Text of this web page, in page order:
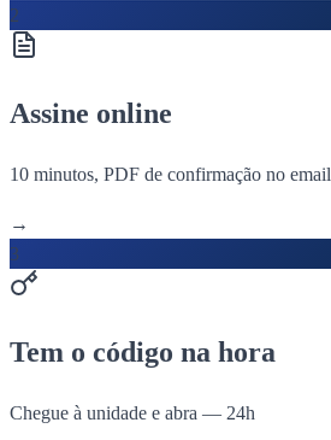
2
Assine online
10 minutos, PDF de confirmação no email
→
3
Tem o código na hora
Chegue à unidade e abra — 24h